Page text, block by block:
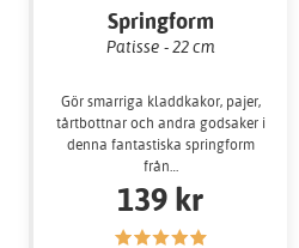
Springform
Patisse - 22 cm
Gör smarriga kladdkakor, pajer,
tårtbottnar och andra godsaker i
denna fantastiska springform
från…
139 kr